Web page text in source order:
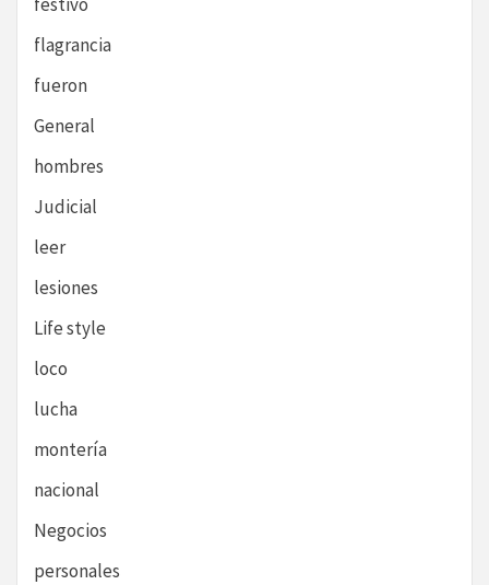
flagrancia
fueron
General
hombres
Judicial
leer
lesiones
Life style
loco
lucha
montería
nacional
Negocios
personales